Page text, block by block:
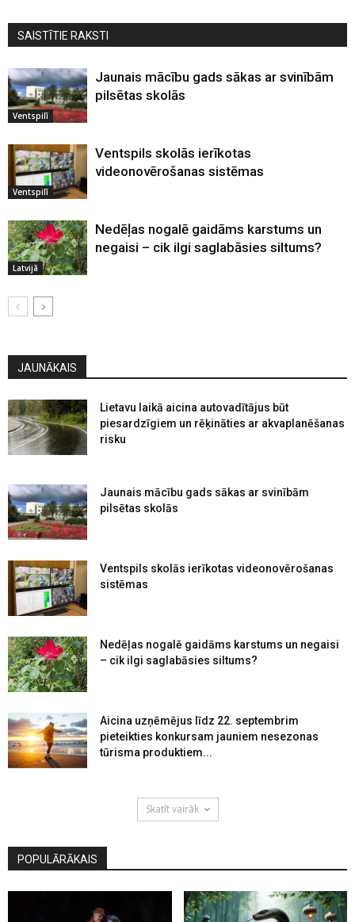
SAISTĪTIE RAKSTI
Ventspilī
Jaunais mācību gads sākas ar svinībām
pilsētas skolās
Ventspilī
Ventspils skolās ierīkotas
videonovērošanas sistēmas
Latvijā
Nedēļas nogalē gaidāms karstums un
negaisi – cik ilgi saglabāsies siltums?
JAUNĀKAIS
Lietavu laikā aicina autovadītājus būt
piesardzīgiem un rēķināties ar akvaplanēšanas
risku
Jaunais mācību gads sākas ar svinībām
pilsētas skolās
Ventspils skolās ierīkotas videonovērošanas
sistēmas
Nedēļas nogalē gaidāms karstums un negaisi
– cik ilgi saglabāsies siltums?
Aicina uzņēmējus līdz 22. septembrim
pieteikties konkursam jauniem nesezonas
tūrisma produktiem...
Skatīt vairāk
POPULĀRĀKAIS